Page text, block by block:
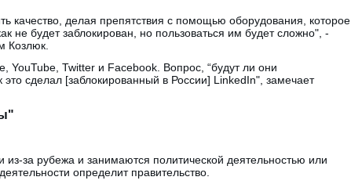
качество, делая препятствия с помощью оборудования, которое
не будет заблокирован, но пользоваться им будет сложно", -
Козлюк.
YouTube, Twitter и Facebook. Вопрос, “будут ли они
это сделал [заблокированный в России] LinkedIn", замечает
за рубежа и занимаются политической деятельностью или
определит правительство.